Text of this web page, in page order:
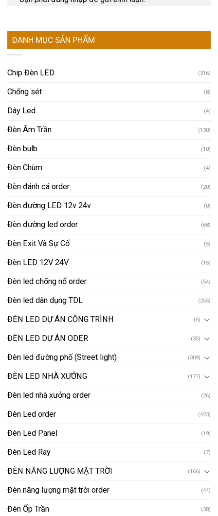
DANH MỤC SẢN PHẨM
Chip Đèn LED (316)
Chống sét (8)
Dây Led (4)
Đèn Âm Trần (130)
Đèn bulb (10)
Đèn Chùm (4)
Đèn đánh cá order (20)
Đèn đường LED 12v 24v (0)
Đèn đường led order (68)
Đèn Exit Và Sự Cố (5)
Đèn LED 12V 24V (15)
Đèn led chống nổ order (54)
Đèn led dân dụng TDL (255)
ĐÈN LED DỰ ÁN CÔNG TRÌNH (5)
ĐÈN LED DỰ ÁN ODER (35)
Đèn led đường phố (Street light) (309)
ĐÈN LED NHÀ XƯỞNG (177)
Đèn led nhà xưởng order (26)
Đèn Led order (423)
Đèn Led Panel (19)
Đèn Led Ray (7)
ĐÈN NĂNG LƯỢNG MẶT TRỜI (166)
Đèn năng lượng mặt trời order (44)
Đèn Ốp Trần (38)